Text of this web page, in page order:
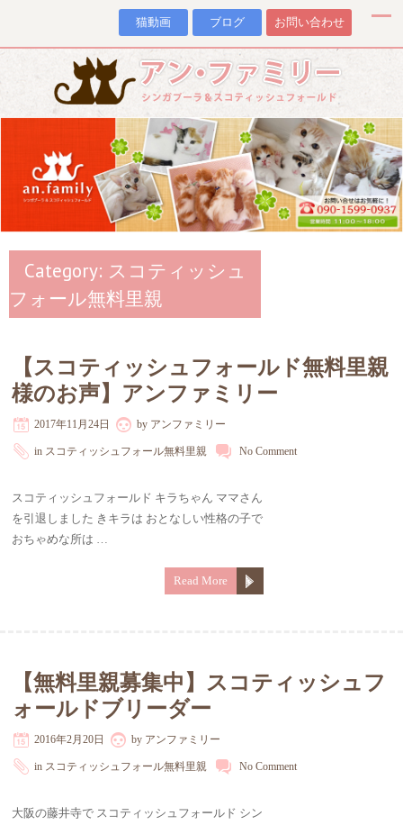
猫動画 ブログ お問い合わせ
Category: スコティッシュ
フォール無料里親
【スコティッシュフォールド無料里親
様のお声】アンファミリー
2017年11月24日 by アンファミリー
in スコティッシュフォール無料里親 No Comment
スコティッシュフォールド キラちゃん ママさん
を引退しました きキラは おとなしい性格の子で
おちゃめな所は …
Read More
【無料里親募集中】スコティッシュフ
ォールドブリーダー
2016年2月20日 by アンファミリー
in スコティッシュフォール無料里親 No Comment
大阪の藤井寺で スコティッシュフォールド シン